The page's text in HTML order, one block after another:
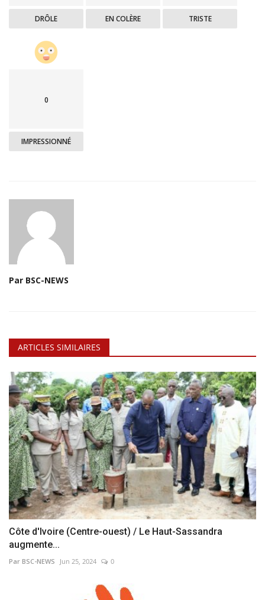
DRÔLE EN COLÈRE TRISTE
0
IMPRESSIONNÉ
Par BSC-NEWS
ARTICLES SIMILAIRES
Côte d'Ivoire (Centre-ouest) / Le Haut-Sassandra
augmente...
Par BSC-NEWS Jun 25, 2024 0